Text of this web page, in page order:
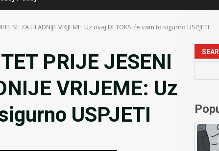
SE ZA HLADNIJE VRIJEME: Uz ovaj DETOKS će vam to sigurno USPJETI
PRIJE JESENI
VRIJEME: Uz
USPJETI